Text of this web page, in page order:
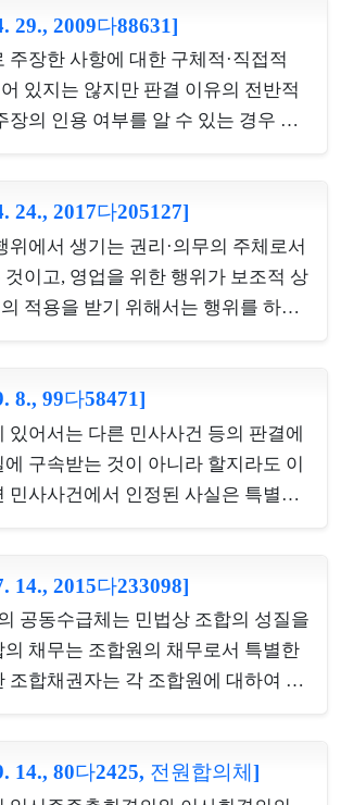
한다. [3] 상법 제14조 제1항
배인에 해당하지 않는 사용인이 지배
칭을 사용하는 경우에 그러한 사용
의 제3자에 대하여 양도 사실을 대항
명채권의 양도에 준하여 확정일자
양도통지 또는 승낙을 갖추어야 한
때, 양도인은 회사에 그와 같은 양
그러한 채권양도의 통지를 하기 전
중으로 양도하고 회사에게 확정일자
하는 등 대항요건을 갖추어 줌으로
29., 2009다88631]
주장한 사항에 대한 구체적·직접적
있지는 않지만 판결 이유의 전반적
장의 인용 여부를 알 수 있는 경우 또
발행 전의 주식양도의 제3자에 대한
일자 있는 증서에 의한 양도통지 또
)[3] 주권발행 전 주식의 이중양수인
있는 증서에 의한 통지나 승낙의 요
로 명의개서를 하여 줄 것을 청구할
(소극) 및 회사가 그 청구를 받아들여
명의로 명의개서를 마쳐 주었더라도
24., 2017다205127]
위에서 생기는 권리·의무의 주체로서
이고, 영업을 위한 행위가 보조적 상
적용을 받기 위해서는 행위를 하는
인 대표이사 개인이 상인이 되는 것
이사 개인이 회사의 운영 자금으로 사
빌리거나 투자를 받더라도 그것만으
하는 것은 아니다. 또한 상인이 영업
관하여 일정한 사실이 부관으로 붙
특별한 사정이 없는 한 사실이 발생한
사실의 발생이 불가능하게 된 때에도
8., 99다58471]
있어서는 다른 민사사건 등의 판결에
구속받는 것이 아니라 할지라도 이
민사사건에서 인정된 사실은 특별한
현실의 인도(교부) 외에 간이인도,
도가 있으며, 양도인이 소유자로부
은 주권을 제3자에게 보관시킨 경우
양도에 의하여 주권의 선의취득에
권 양도의 대항요건을 갖추어야 한
득이 악의 또는 중대한 과실로 인한
14., 2015다233098]
공동수급체는 민법상 조합의 성질을
의 채무는 조합원의 채무로서 특별한
조합채권자는 각 조합원에 대하여 지
여 부담하게 된 것이라면 상법 제57
14., 80다2425, 전원합의체]